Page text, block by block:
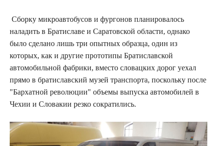
Сборку микроавтобусов и фургонов планировалось
наладить в Братиславе и Саратовской области, однако
было сделано лишь три опытных образца, один из
которых, как и другие прототипы Братиславской
автомобильной фабрики, вместо словацких дорог уехал
прямо в братиславский музей транспорта, поскольку после
"Бархатной революции" объемы выпуска автомобилей в
Чехии и Словакии резко сократились.